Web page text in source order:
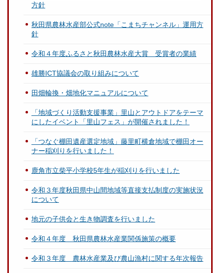
方針
秋田県農林水産部公式note「こまちチャンネル」運用方
針
令和４年度ふるさと秋田農林水産大賞 受賞者の業績
雄勝ICT協議会の取り組みについて
田畑輪換・畑地化マニュアルについて
「地域づくり活動支援事業」里山とアウトドアをテーマ
にしたイベント「里山フェス」が開催されました！
「つなぐ棚田遺産選定地域」藤里町横倉地域で棚田オー
ナー稲刈りを行いました！
鹿角市立柴平小学校5年生が稲刈りを行いました
令和３年度秋田県中山間地域等直接支払制度の実施状況
について
地元の子供会と生き物調査を行いました
令和４年度 秋田県農林水産業関係施策の概要
令和３年度 農林水産業及び農山漁村に関する年次報告